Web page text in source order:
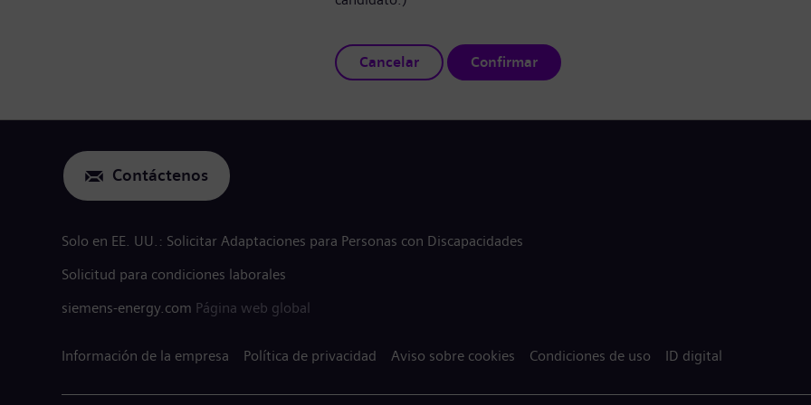
Cancelar Confirmar
Contáctenos
Solo en EE. UU.: Solicitar Adaptaciones para Personas con Discapacidades
Solicitud para condiciones laborales
siemens-energy.com Página web global
Información de la empresa Política de privacidad Aviso sobre cookies Condiciones de uso ID digital